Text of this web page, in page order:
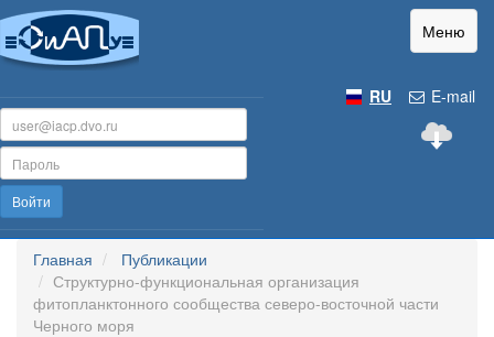
Меню
E-mail
RU
Войти
Главная
Публикации
Структурно-функциональная организация
фитопланктонного сообщества северо-восточной части
Черного моря